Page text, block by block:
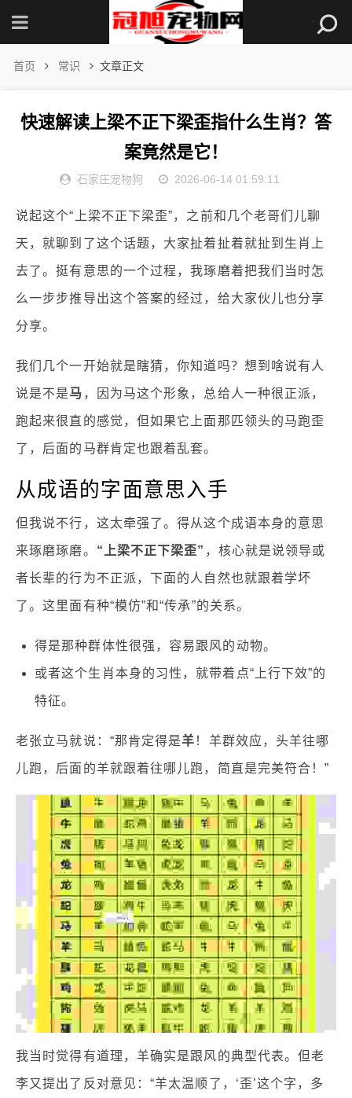
首页 常识 文章正文
快速解读上梁不正下梁歪指什么生肖？答
案竟然是它！
石家庄宠物狗 2026-06-14 01:59:11
说起这个“上梁不正下梁歪”，之前和几个老哥们儿聊
天，就聊到了这个话题，大家扯着扯着就扯到生肖上
去了。挺有意思的一个过程，我琢磨着把我们当时怎
么一步步推导出这个答案的经过，给大家伙儿也分享
分享。
我们几个一开始就是瞎猜，你知道吗？想到啥说有人
说是不是马 ，因为马这个形象，总给人一种很正派，
跑起来很直的感觉，但如果它上面那匹领头的马跑歪
了，后面的马群肯定也跟着乱套。
从成语的字面意思入手
但我说不行，这太牵强了。得从这个成语本身的意思
来琢磨琢磨。 “上梁不正下梁歪” ，核心就是说领导或
者长辈的行为不正派，下面的人自然也就跟着学坏
了。这里面有种“模仿”和“传承”的关系。
得是那种群体性很强，容易跟风的动物。
或者这个生肖本身的习性，就带着点“上行下效”的
特征。
老张立马就说：“那肯定得是羊 ！羊群效应，头羊往哪
儿跑，后面的羊就跟着往哪儿跑，简直是完美符合！”
我当时觉得有道理，羊确实是跟风的典型代表。但老
李又提出了反对意见：“羊太温顺了，‘歪’这个字，多